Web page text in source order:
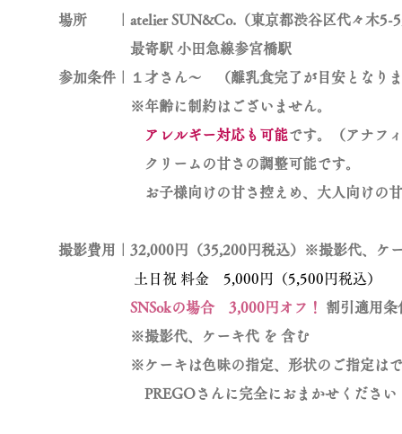
場所 ｜atelier SUN&Co.（東京都渋谷区代々木
最寄駅 小田急線参宮橋駅
参加条件｜１ 才さん〜 （離乳食完了が目安とな
※年齢に制約はございません。
アレルギー対応も可能です。（アナフ
クリームの甘さの調整可能です。
お子様向けの甘さ控えめ、大人向けの甘さ、
撮影費用｜32,000円（35,200円税込）※撮影代、ケ
土日祝 料金 5,000円（5,500円税込）
SNSokの場合 3,000円オフ！ 割引適用条
※撮影代、ケーキ代 を 含む
※ケーキは色味の指定、形状のご指定はで
PREGOさんに完全におまかせください